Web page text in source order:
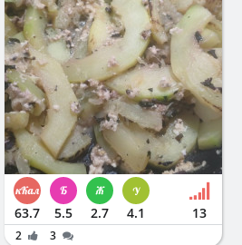
63.7 5.5 2.7 4.1 13
2
3